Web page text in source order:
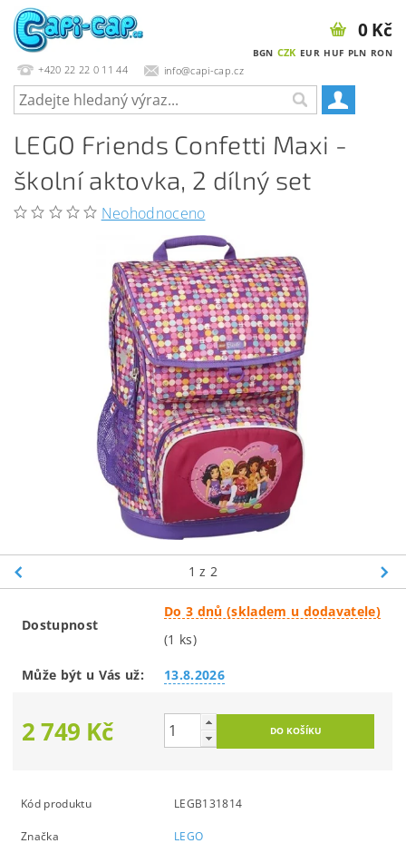
+420 22 22 0 11 44 info@capi-cap.cz
BGN CZK EUR HUF PLN RON
0 Kč
LEGO Friends Confetti Maxi -
školní aktovka, 2 dílný set
Neohodnoceno
1 z 2
Dostupnost
Do 3 dnů (skladem u dodavatele)
(1 ks)
Může být u Vás už: 13.8.2026
2 749 Kč
Kód produktu LEGB131814
Značka LEGO